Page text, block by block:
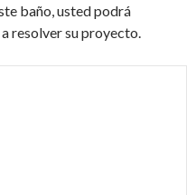
baño, usted podrá
resolver su proyecto.